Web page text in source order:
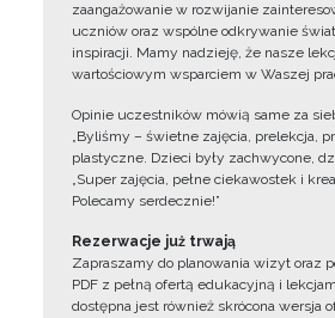
zaangażowanie w rozwijanie
uczniów oraz wspólne odkrywanie
inspiracji. Mamy nadzieję, że nasze
wartościowym wsparciem w Waszej
Opinie uczestników mówią same za
„Byliśmy – świetne zajęcia, prelekcja,
plastyczne. Dzieci były zachwycone,
„Super zajęcia, pełne ciekawostek i
Polecamy serdecznie!”
Rezerwacje już trwają
Zapraszamy do planowania wizyt oraz
PDF z pełną ofertą edukacyjną i
dostępna jest również skrócona wersja